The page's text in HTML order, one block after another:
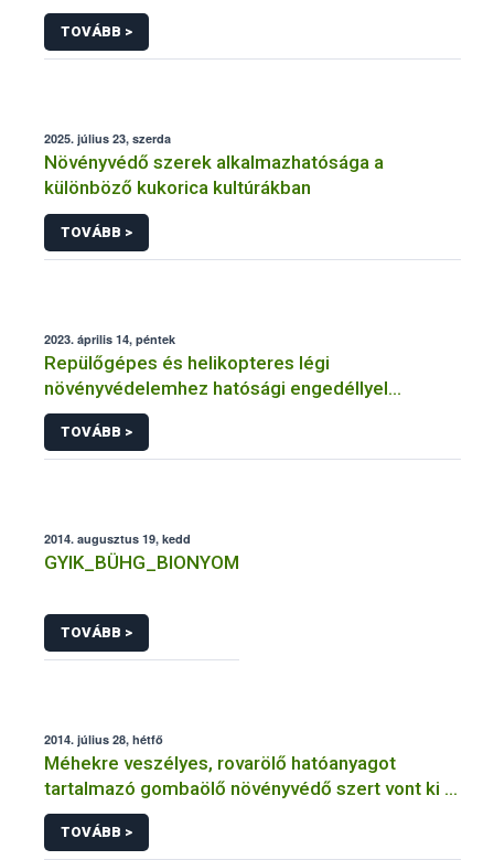
TOVÁBB >
2025. július 23, szerda
Növényvédő szerek alkalmazhatósága a
különböző kukorica kultúrákban
TOVÁBB >
2023. április 14, péntek
Repülőgépes és helikopteres légi
növényvédelemhez hatósági engedéllyel
rendelkező szervezetek
TOVÁBB >
2014. augusztus 19, kedd
GYIK_BÜHG_BIONYOM
TOVÁBB >
2014. július 28, hétfő
Méhekre veszélyes, rovarölő hatóanyagot
tartalmazó gombaölő növényvédő szert vont ki a
forgalomból a NÉBIH
TOVÁBB >